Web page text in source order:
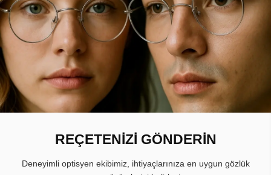
REÇETENİZİ GÖNDERİN
Deneyimli optisyen ekibimiz, ihtiyaçlarınıza en uygun gözlük